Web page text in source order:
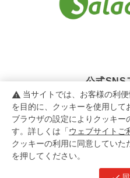
公式SNS
copyright KENKO
warning 当サイトでは、お客様の利
を目的に、クッキーを使用して
ブラウザの設定によりクッキー
す。詳しくは「ウェブサイトご
クッキーの利用に同意してい
を押してください。